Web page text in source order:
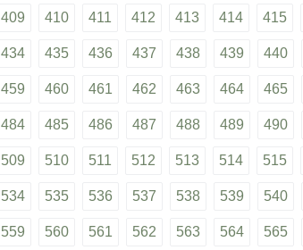
409 410 411 412 413 414 415
434 435 436 437 438 439 440
459 460 461 462 463 464 465
484 485 486 487 488 489 490
509 510 511 512 513 514 515
534 535 536 537 538 539 540
559 560 561 562 563 564 565